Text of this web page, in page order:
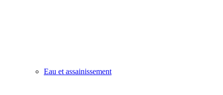
Eau et assainissement